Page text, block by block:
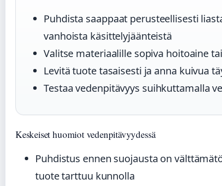
Puhdista saappaat perusteellisesti
vanhoista käsittelyjäänteistä
Valitse materiaalille sopiva hoitoaine
Levitä tuote tasaisesti ja anna kuivua
Testaa vedenpitävyys suihkuttamalla
Keskeiset huomiot vedenpitävyydessä
Puhdistus ennen suojausta on
tuote tarttuu kunnolla